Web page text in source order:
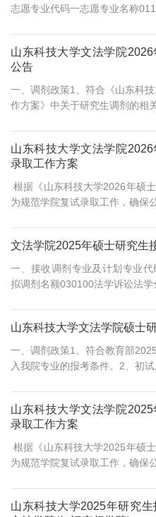
志愿专业代码一志愿专业名称011
山东科技大学文法学院2026
公告
一、调剂政策1、符合《山东科
作方案》中关于研究生调剂的相
山东科技大学文法学院
录取工作方案
根据《山东科技大学2026年硕
为规范学院复试录取工作，确保
文法学院2025年硕士研究生
一、接收调剂专业及计划专业
拟调剂名额030100法学诉讼法学
山东科技大学文法学院硕士
一、调剂政策1、符合教育部
入我院专业的报考条件。2、初试
山东科技大学文法学院
录取工作方案
根据《山东科技大学2025年硕
为规范学院复试录取工作，确保
山东科技大学2025年研究